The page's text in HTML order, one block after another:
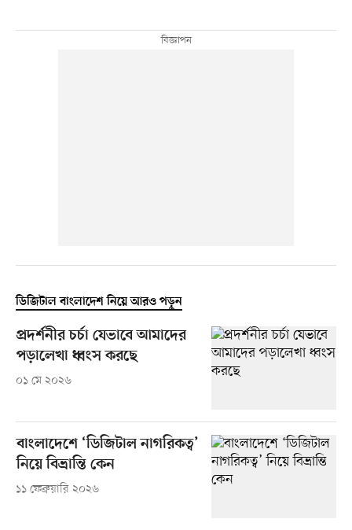
ডিজিটাল বাংলাদেশ নিয়ে আরও পড়ুন
প্রদর্শনীর চর্চা যেভাবে আমাদের
পড়ালেখা ধ্বংস করছে
০১ মে ২০২৬
বাংলাদেশে ‘ডিজিটাল নাগরিকত্ব’
নিয়ে বিভ্রান্তি কেন
১১ ফেব্রুয়ারি ২০২৬